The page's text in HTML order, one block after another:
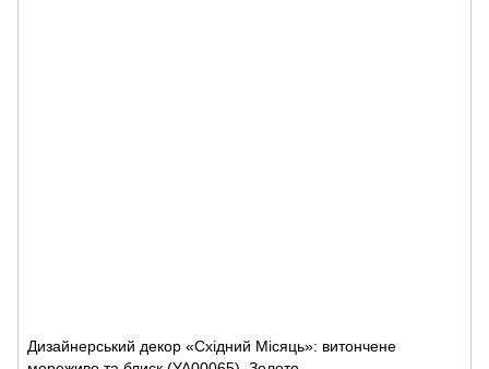
Дизайнерський декор «Східний Місяць»: витончене